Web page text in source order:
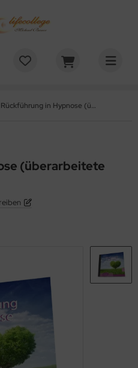
Rückführung in Hypnose (überarbeitete Neuauflage)
(überarbeitete